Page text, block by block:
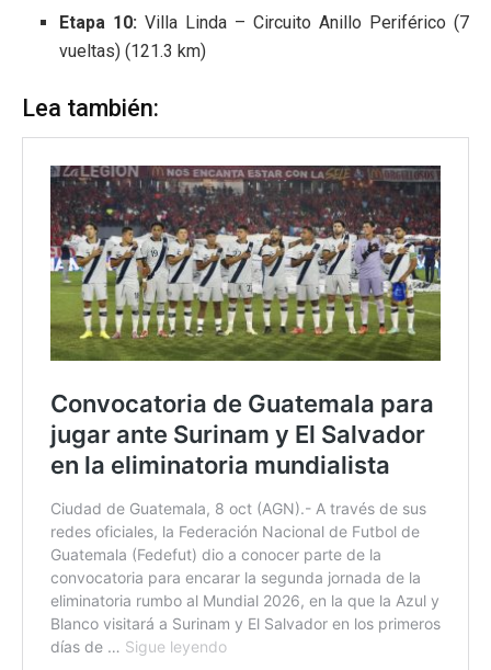
Etapa 10: Villa Linda – Circuito Anillo Periférico (7
vueltas) (121.3 km)
Lea también: